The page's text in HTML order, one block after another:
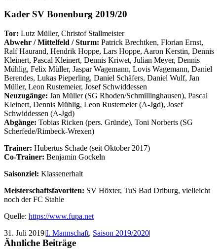
Kader SV Bonenburg 2019/20
Tor: Lutz Müller, Christof Stallmeister
Abwehr / Mittelfeld / Sturm: Patrick Brechtken, Florian Ernst,
Ralf Haurand, Hendrik Hoppe, Lars Hoppe, Aaron Kerstin, Dennis
Kleinert, Pascal Kleinert, Dennis Kriwet, Julian Meyer, Dennis
Mühlig, Felix Müller, Jaspar Wagemann, Lovis Wagemann, Daniel
Berendes, Lukas Pieperling, Daniel Schäfers, Daniel Wulf, Jan
Müller, Leon Rustemeier, Josef Schwiddessen
Neuzugänge: Jan Müller (SG Rhoden/Schmillinghausen), Pascal
Kleinert, Dennis Mühlig, Leon Rustemeier (A-Jgd), Josef
Schwiddessen (A-Jgd)
Abgänge: Tobias Ricken (pers. Gründe), Toni Norberts (SG
Scherfede/Rimbeck-Wrexen)
Trainer: Hubertus Schade (seit Oktober 2017)
Co-Trainer: Benjamin Gockeln
Saisonziel: Klassenerhalt
Meisterschaftsfavoriten: SV Höxter, TuS Bad Driburg, vielleicht
noch der FC Stahle
Quelle: https://www.fupa.net
31. Juli 2019|I. Mannschaft, Saison 2019/2020|
Ähnliche Beiträge